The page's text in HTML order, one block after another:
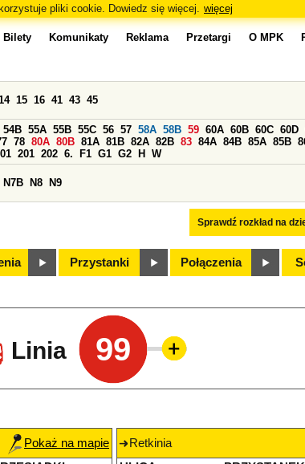
pliki cookie. Dowiedz się więcej. więcej
Bilety Komunikaty Reklama Przetargi O MPK
Sprawdź rozkład na
15 16 41 43 45
54B 55A 55B 55C 56 57 58A 58B 59 60A 60B 60C 60D
78 80A 80B 81A 81B 82A 82B 83 84A 84B 85A 85B
201 202 6. F1 G1 G2 H W
N7B N8 N9
Przystanki Połączenia
Linia 99
Pokaż na mapie
Retkinia